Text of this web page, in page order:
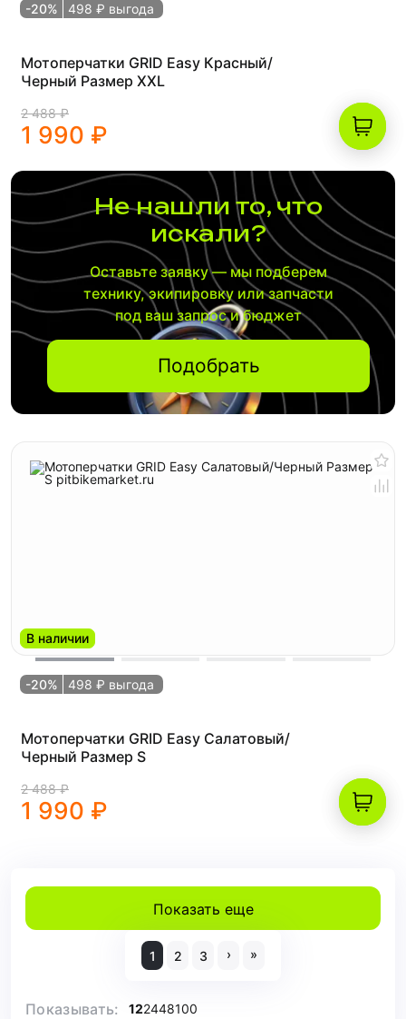
-20% 498 ₽ выгода
Мотоперчатки GRID Easy Красный/
Черный Размер XXL
2 488 ₽
1 990 ₽
Не нашли то, что
искали?
Оставьте заявку — мы подберем
технику, экипировку или запчасти
под ваш запрос и бюджет
Подобрать
В наличии
-20% 498 ₽ выгода
Мотоперчатки GRID Easy Салатовый/
Черный Размер S
2 488 ₽
1 990 ₽
Показать еще
1 2 3 › »
Показывать: 122448100